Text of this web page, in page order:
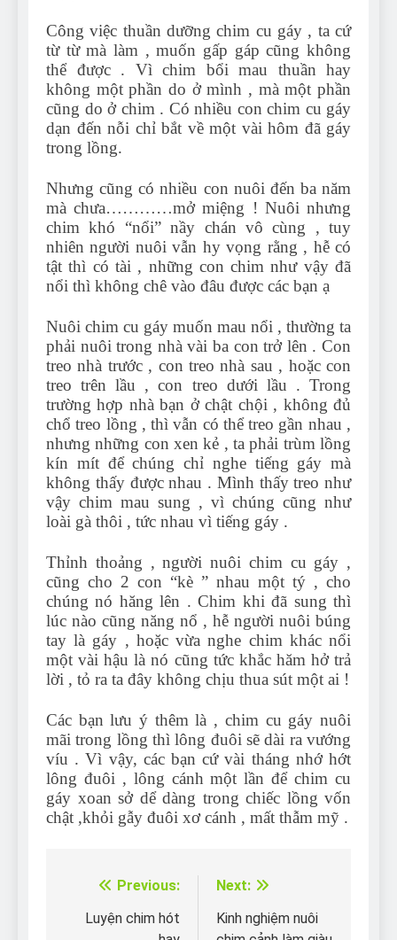
Công việc thuần dưỡng chim cu gáy , ta cứ
từ từ mà làm , muốn gấp gáp cũng không
thể được . Vì chim bổi mau thuần hay
không một phần do ở mình , mà một phần
cũng do ở chim . Có nhiều con chim cu gáy
dạn đến nỗi chỉ bắt về một vài hôm đã gáy
trong lồng.
Nhưng cũng có nhiều con nuôi đến ba năm
mà chưa…………mở miệng ! Nuôi nhưng
chim khó “nổi” nầy chán vô cùng , tuy
nhiên người nuôi vẫn hy vọng rằng , hễ có
tật thì có tài , những con chim như vậy đã
nổi thì không chê vào đâu được các bạn ạ
Nuôi chim cu gáy muốn mau nổi , thường ta
phải nuôi trong nhà vài ba con trở lên . Con
treo nhà trước , con treo nhà sau , hoặc con
treo trên lầu , con treo dưới lầu . Trong
trường hợp nhà bạn ở chật chội , không đủ
chổ treo lồng , thì vẫn có thể treo gần nhau ,
nhưng những con xen kẻ , ta phải trùm lồng
kín mít để chúng chỉ nghe tiếng gáy mà
không thấy được nhau . Mình thấy treo như
vậy chim mau sung , vì chúng cũng như
loài gà thôi , tức nhau vì tiếng gáy .
Thỉnh thoảng , người nuôi chim cu gáy ,
cũng cho 2 con “kè ” nhau một tý , cho
chúng nó hăng lên . Chim khi đã sung thì
lúc nào cũng năng nổ , hễ người nuôi búng
tay là gáy , hoặc vừa nghe chim khác nổi
một vài hậu là nó cũng tức khắc hăm hở trả
lời , tỏ ra ta đây không chịu thua sút một ai !
Các bạn lưu ý thêm là , chim cu gáy nuôi
mãi trong lồng thì lông đuôi sẽ dài ra vướng
víu . Vì vậy, các bạn cứ vài tháng nhớ hớt
lông đuôi , lông cánh một lần để chim cu
gáy xoan sở dể dàng trong chiếc lồng vốn
chật ,khỏi gẫy đuôi xơ cánh , mất thẫm mỹ .
Điều
hướng
Previous:
Luyện chim hót
Next:
Kinh nghiệm nuôi